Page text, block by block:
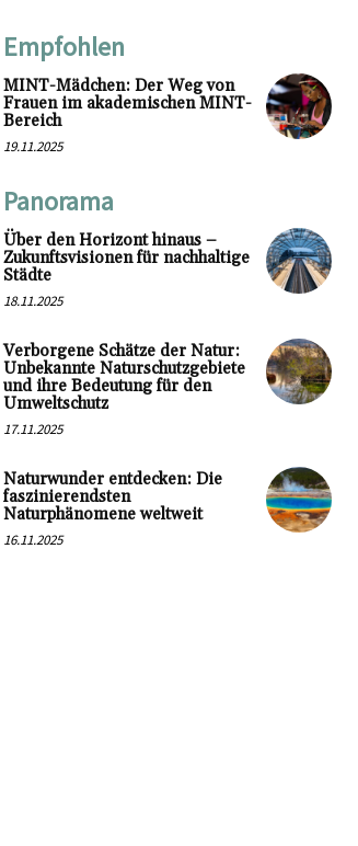
Empfohlen
MINT-Mädchen: Der Weg von
Frauen im akademischen MINT-
Bereich
19.11.2025
Panorama
Über den Horizont hinaus –
Zukunftsvisionen für nachhaltige
Städte
18.11.2025
Verborgene Schätze der Natur:
Unbekannte Naturschutzgebiete
und ihre Bedeutung für den
Umweltschutz
17.11.2025
Naturwunder entdecken: Die
faszinierendsten
Naturphänomene weltweit
16.11.2025